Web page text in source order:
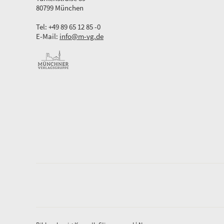
80799 München
Tel: +49 89 65 12 85 -0
E-Mail: info@m-vg.de